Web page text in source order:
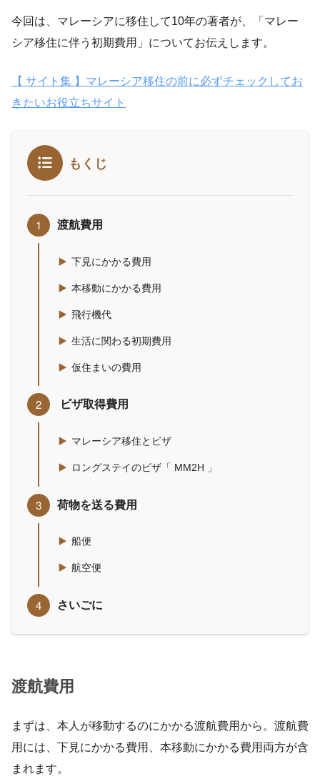
今回は、マレーシアに移住して10年の著者が、「マレー
シア移住に伴う初期費用」についてお伝えします。
【 サイト集 】マレーシア移住の前に必ずチェックしてお
きたいお役立ちサイト
もくじ
渡航費用
下見にかかる費用
本移動にかかる費用
飛行機代
生活に関わる初期費用
仮住まいの費用
ビザ取得費用
マレーシア移住とビザ
ロングステイのビザ「 MM2H 」
荷物を送る費用
船便
航空便
さいごに
渡航費用
まずは、本人が移動するのにかかる渡航費用から。渡航費
用には、下見にかかる費用、本移動にかかる費用両方が含
まれます。